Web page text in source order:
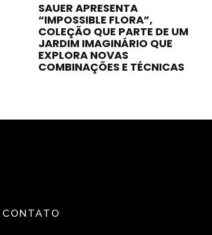
SAUER APRESENTA
“IMPOSSIBLE FLORA”,
COLEÇÃO QUE PARTE DE UM
JARDIM IMAGINÁRIO QUE
EXPLORA NOVAS
COMBINAÇÕES E TÉCNICAS
CONTATO